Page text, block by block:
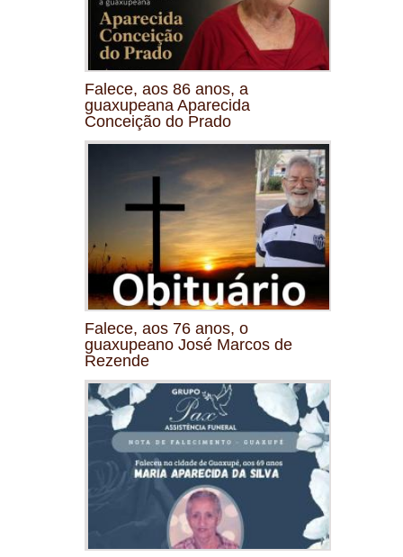
Falece, aos 86 anos, a
guaxupeana Aparecida
Conceição do Prado
Falece, aos 76 anos, o
guaxupeano José Marcos de
Rezende